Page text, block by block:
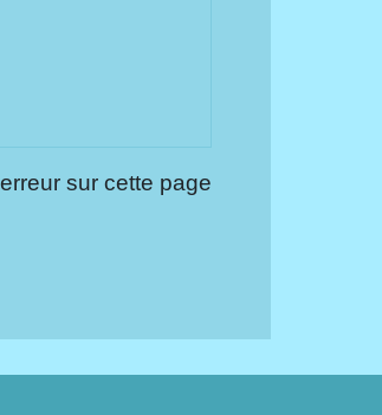
sur cette page